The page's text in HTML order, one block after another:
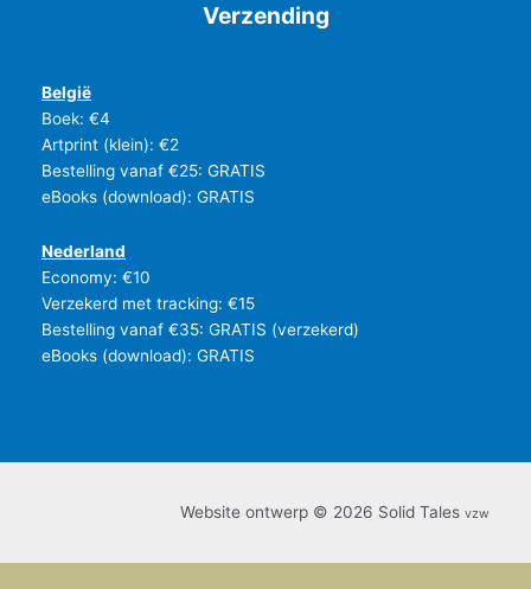
Verzending
België
Boek: €4
Artprint (klein): €2
Bestelling vanaf €25: GRATIS
eBooks (download): GRATIS
Nederland
Economy: €10
Verzekerd met tracking: €15
Bestelling vanaf €35: GRATIS (verzekerd)
eBooks (download): GRATIS
Website ontwerp © 2026 Solid Tales vzw